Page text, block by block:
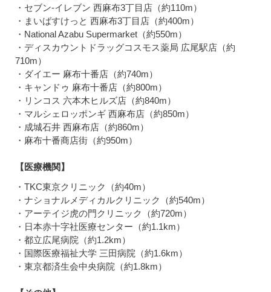
・セブン-イレブン 西麻布3丁目店（約110m）
・まいばすけっと 西麻布3丁目店（約400m）
・National Azabu Supermarket（約550m）
・ディスカウントドラッグコスモス薬局 広尾駅店（約
710m）
・ダイエー 麻布十番店（約740m）
・キャンドゥ 麻布十番店（約800m）
・リンコス 六本木ヒルズ店（約840m）
・マルシェロッポンギ 西麻布店（約850m）
・成城石井 西麻布店（約860m）
・麻布十番商店街（約950m）
【医療機関】
・TKC東京クリニック（約40m）
・ナショナルメディカルクリニック（約540m）
・アーテイジ虎の門クリニック（約720m）
・日本赤十字社医療センター（約1.1km）
・都立広尾病院（約1.2km）
・国際医療福祉大学 三田病院（約1.6km）
・東京都済生会中央病院（約1.8km）